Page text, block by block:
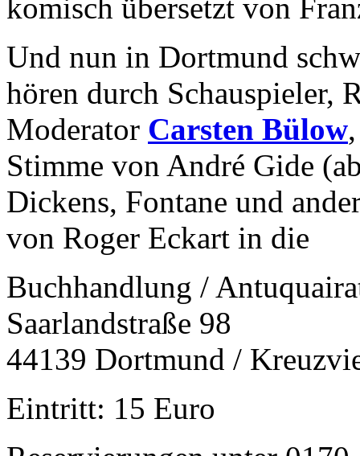
komisch übersetzt von
Und nun in Dortmund
hören durch Schauspieler,
Moderator Carsten Bülow
Stimme von André Gide
Dickens, Fontane und
von Roger Eckart in die
Buchhandlung /
Saarlandstraße 98
44139 Dortmund /
Eintritt: 15 Euro